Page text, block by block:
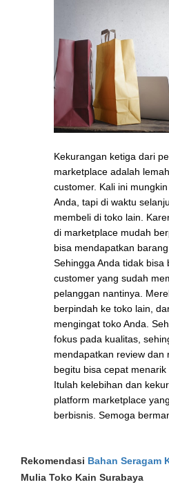
Kekurangan ketiga dari
marketplace adalah
customer. Kali ini
Anda, tapi di waktu
membeli di toko lain.
di marketplace mudah
bisa mendapatkan
Sehingga Anda tidak
customer yang sudah
pelanggan nantinya.
berpindah ke toko lain,
mengingat toko Anda.
fokus pada kualitas,
mendapatkan review dan
begitu bisa cepat
Itulah kelebihan dan
platform marketplace
berbisnis. Semoga
Rekomendasi Bahan Seragam
Mulia Toko Kain Surabaya